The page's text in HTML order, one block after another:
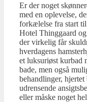
Er der noget
med en oplevelse,
forkælelse fra start
Hotel Thinggaard
der virkelig får
hverdagens
et luksuriøst kurbad
bade, men også
behandlinger,
udrensende
eller måske noget